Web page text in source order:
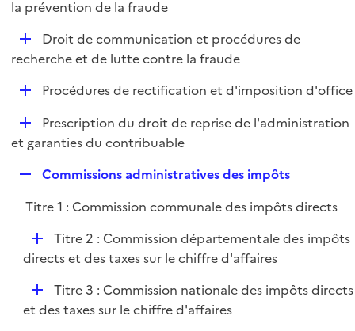
e
r
l
r
é
i
la prévention de la fraude
D
é
r
Droit de communication et procédures de
recherche et de lutte contre la fraude
D
l
r
Procédures de rectification et d'imposition d'office
D
é
i
e
r
Prescription du droit de reprise de l'administration
et garanties du contribuable
p
l
i
e
r
Commissions administratives des impôts
Titre 1 : Commission communale des impôts directs
D
é
i
Titre 2 : Commission départementale des impôts
directs et des taxes sur le chiffre d'affaires
D
é
Titre 3 : Commission nationale des impôts directs
et des taxes sur le chiffre d'affaires